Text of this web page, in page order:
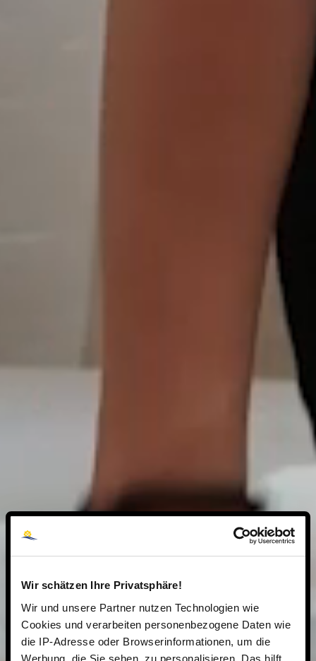
Wir schätzen Ihre Privatsphäre!
Wir und unsere Partner nutzen Technologien wie
Cookies und verarbeiten personenbezogene Daten wie
die IP-Adresse oder Browserinformationen, um die
Werbung, die Sie sehen, zu personalisieren. Das hilft